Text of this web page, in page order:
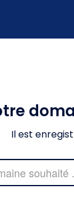
Il est